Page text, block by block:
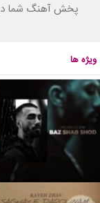
پخش آهنگ شما
ویژه ها